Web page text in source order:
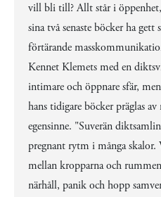
vill bli till? Allt står i
sina två senaste böcker ha
förtärande
Kennet Klemets med en
intimare och öppnare sfär,
hans tidigare böcker präglas
egensinne. "Suverän
pregnant rytm i många skalor.
mellan kropparna och
närhåll, panik och hopp